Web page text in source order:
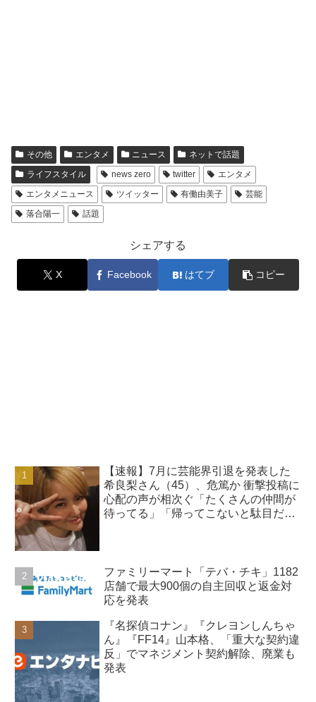
その他 エンタメ ニュース
ネットで話題
ライフスタイル
news zero twitter
エンタメ
エンタメニュース
ツイッター 有働由美子
芸能
落合陽一
話題
シェアする
X Facebook はてブ コピー
【速報】7月に芸能界引退を発表した
希良梨さん（45）、危篤か 衝撃投稿に
心配の声が相次ぐ「たくさんの仲間が
待ってる」「帰ってこないと駄目だ
ファミリーマート「テバ・チキ」1182
店舗で最大900個の自主回収と返金対
応を発表
『名探偵コナン』『クレヨンしんちゃ
ん』『FF14』山本格、「重大な契約違
反」でマネジメント契約解除、廃業も
発表